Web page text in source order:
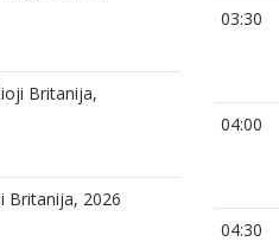
Britanija,
Britanija, 2026
03:30
04:00
04:30